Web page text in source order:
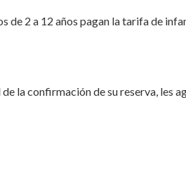
de 2 a 12 años pagan la tarifa de
la confirmación de su reserva, les